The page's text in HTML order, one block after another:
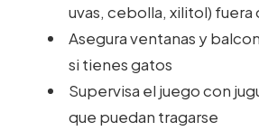
uvas, cebolla, xilitol) fuera
Asegura ventanas y
si tienes gatos
Supervisa el juego con
que puedan tragarse